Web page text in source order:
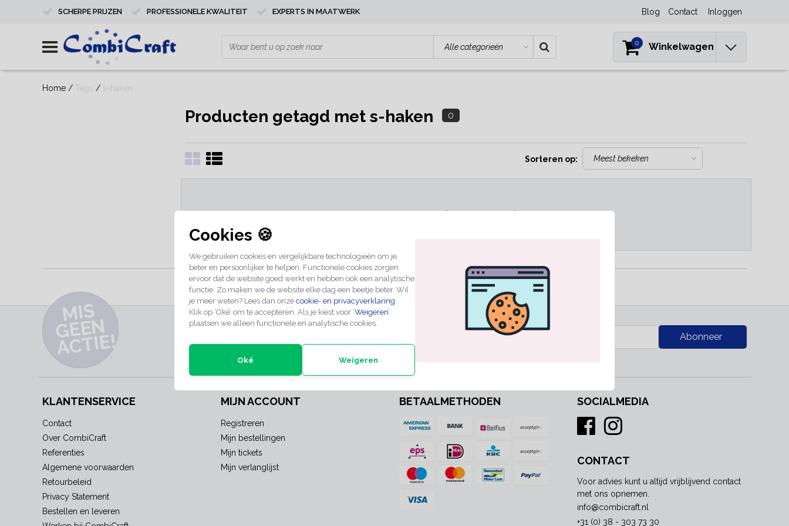
Cookies 🍪
We gebruiken cookies en vergelijkbare technologieën om je
beter en persoonlijker te helpen. Functionele cookies zorgen
ervoor dat de website goed werkt en hebben ook een analytische
functie. Zo maken we de website elke dag een beetje beter. Wil
je meer weten? Lees dan onze cookie- en privacyverklaring.
Klik op ‘Oké’ om te accepteren. Als je kiest voor ‘Weigeren’,
plaatsen we alleen functionele en analytische cookies.
Oké Weigeren
SCHERPE PRIJZEN PROFESSIONELE KWALITEIT EXPERTS IN MAATWERK Blog Contact Inloggen
0 Winkelwagen
Home / Tags / s-haken
Producten getagd met s-haken 0
Sorteren op:
Geen producten gevonden!...
SCHERPE PRIJZEN PROFESSIONELE KWALITEIT EXPERTS IN MAATWERK
MI
S
G
E
E
N
A
C
TI
E!
INSCHRIJVEN NIEUWSBRIEF
Abonneer
KLANTENSERVICE
Contact
Over CombiCraft
Referenties
Algemene voorwaarden
Retourbeleid
Privacy Statement
Bestellen en leveren
MIJN ACCOUNT
Registreren
Mijn bestellingen
Mijn tickets
Mijn verlanglijst
BETAALMETHODEN SOCIALMEDIA
CONTACT
Voor advies kunt u altijd vrijblijvend contact
met ons opnemen.
info@combicraft.nl
+31 (0) 38 - 303 73 30